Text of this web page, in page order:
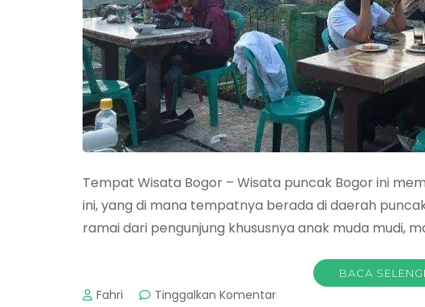
Tempat Wisata Bogor – Wisata puncak Bogor ini
ini, yang di mana tempatnya berada di daerah
ramai dari pengunjung khususnya anak muda mudi,
BACA
Fahri Tinggalkan Komentarpada